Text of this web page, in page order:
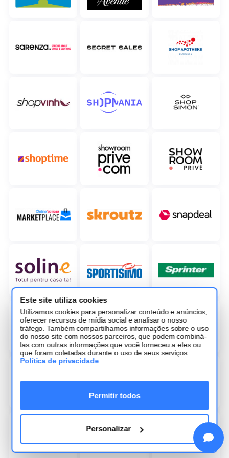
Este site utiliza cookies
Utilizamos cookies para personalizar conteúdo e anúncios,
oferecer recursos de mídia social e analisar o nosso
tráfego. Também compartilhamos informações sobre o uso
do nosso site com nossos parceiros, que podem combiná-
las com outras informações que você forneceu a eles ou
que foram coletadas durante o uso de seus serviços.
Política de privacidade
Permitir todos
Personalizar